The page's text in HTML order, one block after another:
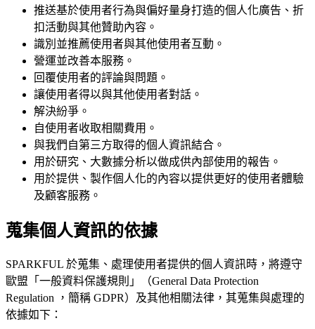
推送基於使用者行為與偏好量身打造的個人化廣告、折
扣活動與其他贊助內容。
識別並推薦使用者與其他使用者互動。
營運並改善本服務。
回覆使用者的評論與問題。
讓使用者得以與其他使用者對話。
解決紛爭。
自使用者收取相關費用。
與我們自第三方取得的個人資訊結合。
用於研究、大數據分析以做成供內部使用的報告。
用於提供、製作個人化的內容以提供更好的使用者體驗
及顧客服務。
蒐集個人資訊的依據
SPARKFUL 於蒐集、處理使用者提供的個人資訊時，將遵守
歐盟「一般資料保護規則」（General Data Protection
Regulation ，簡稱 GDPR）及其他相關法律，其蒐集與處理的
依據如下：